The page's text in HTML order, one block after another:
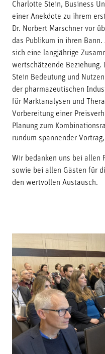
Charlotte Stein, Business
einer Anekdote zu ihrem
Dr. Norbert Marschner vor
das Publikum in ihren
sich eine langjährige
wertschätzende Beziehung.
Stein Bedeutung und
der pharmazeutischen
für Marktanalysen und
Vorbereitung einer
Planung zum
rundum spannender
Wir bedanken uns bei allen
sowie bei allen Gästen für
den wertvollen Austausch.